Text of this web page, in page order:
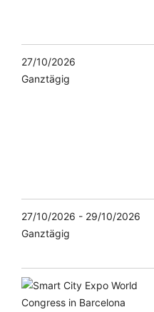
27/10/2026
Ganztägig
27/10/2026 - 29/10/2026
Ganztägig